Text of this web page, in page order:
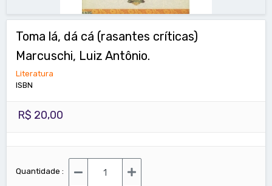
Toma lá, dá cá (rasantes críticas)
Marcuschi, Luiz Antônio.
Literatura
ISBN
R$ 20,00
Quantidade :